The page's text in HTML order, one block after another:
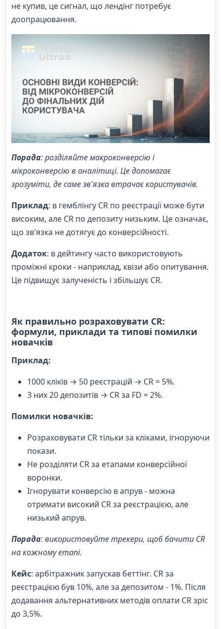
не купив, це сигнал, що лендінг потребує
доопрацювання.
Порада: розділяйте макроконверсію і
мікроконверсію в аналітиці. Це допомагає
зрозуміти, де саме зв'язка втрачає користувачів.
Приклад: в гемблінгу CR по реєстрації може бути
високим, але CR по депозиту низьким. Це означає,
що зв'язка не дотягує до конверсійності.
Додаток: в дейтингу часто використовують
проміжні кроки - наприклад, квізи або опитування.
Це підвищує залученість і збільшує CR.
Як правильно розраховувати CR:
формули, приклади та типові помилки
новачків
Приклад:
1000 кліків → 50 реєстрацій → CR = 5%.
З них 20 депозитів → CR за FD = 2%.
Помилки новачків:
Розраховувати CR тільки за кліками, ігноруючи
покази.
Не розділяти CR за етапами конверсійної
воронки.
Ігнорувати конверсію в апрув - можна
отримати високий CR за реєстрацією, але
низький апрув.
Порада: використовуйте трекери, щоб бачити CR
на кожному етапі.
Кейс: арбітражник запускав беттінг. CR за
реєстрацією був 10%, але за депозитом - 1%. Після
додавання альтернативних методів оплати CR зріс
до 3,5%.